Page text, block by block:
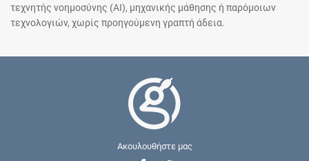
τεχνητής νοημοσύνης (AI), μηχανικής μάθησης ή παρόμοιων
τεχνολογιών, χωρίς προηγούμενη γραπτή άδεια.
Ακουλουθήστε μας